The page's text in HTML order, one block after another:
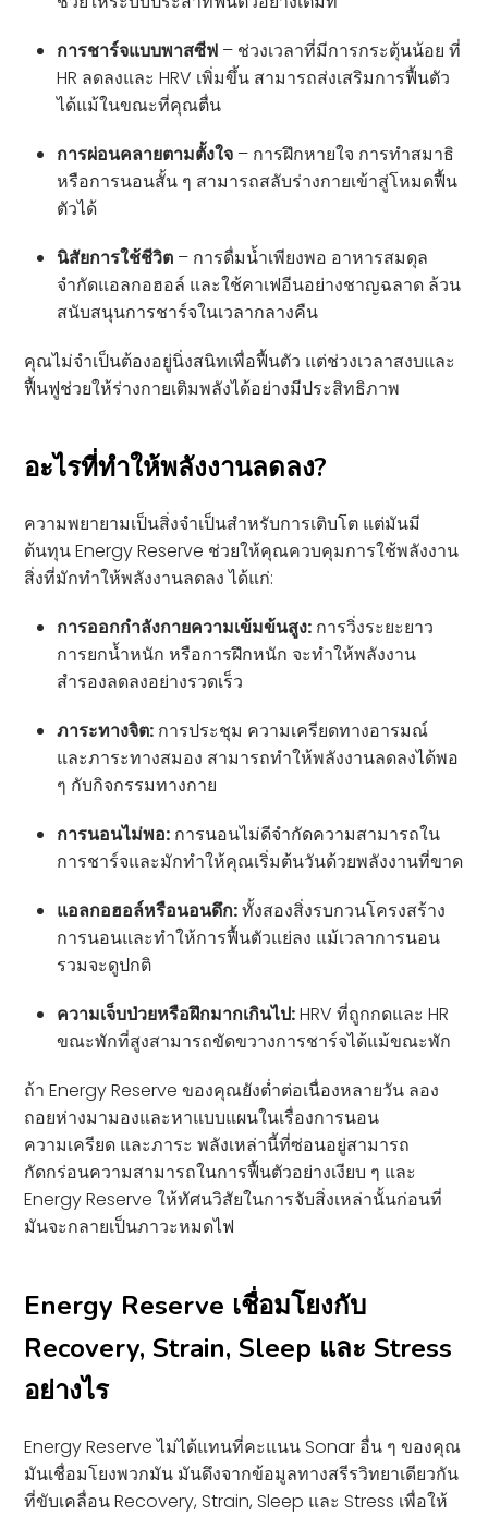
การชาร์จแบบพาสซีฟ – ช่วงเวลาที่มีการกระตุ้นน้อย ที่
HR ลดลงและ HRV เพิ่มขึ้น สามารถส่งเสริมการฟื้นตัว
ได้แม้ในขณะที่คุณตื่น
การผ่อนคลายตามตั้งใจ – การฝึกหายใจ การทำสมาธิ
หรือการนอนสั้น ๆ สามารถสลับร่างกายเข้าสู่โหมดฟื้น
ตัวได้
นิสัยการใช้ชีวิต – การดื่มน้ำเพียงพอ อาหารสมดุล
จำกัดแอลกอฮอล์ และใช้คาเฟอีนอย่างชาญฉลาด ล้วน
สนับสนุนการชาร์จในเวลากลางคืน
คุณไม่จำเป็นต้องอยู่นิ่งสนิทเพื่อฟื้นตัว แต่ช่วงเวลาสงบและ
ฟื้นฟูช่วยให้ร่างกายเติมพลังได้อย่างมีประสิทธิภาพ
อะไรที่ทำให้พลังงานลดลง?
ความพยายามเป็นสิ่งจำเป็นสำหรับการเติบโต แต่มันมี
ต้นทุน Energy Reserve ช่วยให้คุณควบคุมการใช้พลังงาน
สิ่งที่มักทำให้พลังงานลดลง ได้แก่:
การออกกำลังกายความเข้มข้นสูง: การวิ่งระยะยาว
การยกน้ำหนัก หรือการฝึกหนัก จะทำให้พลังงาน
สำรองลดลงอย่างรวดเร็ว
ภาระทางจิต: การประชุม ความเครียดทางอารมณ์
และภาระทางสมอง สามารถทำให้พลังงานลดลงได้พอ
ๆ กับกิจกรรมทางกาย
การนอนไม่พอ: การนอนไม่ดีจำกัดความสามารถใน
การชาร์จและมักทำให้คุณเริ่มต้นวันด้วยพลังงานที่ขาด
แอลกอฮอล์หรือนอนดึก:ทั้งสองสิ่งรบกวนโครงสร้าง
การนอนและทำให้การฟื้นตัวแย่ลง แม้เวลาการนอน
รวมจะดูปกติ
ความเจ็บป่วยหรือฝึกมากเกินไป:HRV ที่ถูกกดและ HR
ขณะพักที่สูงสามารถขัดขวางการชาร์จได้แม้ขณะพัก
ถ้า Energy Reserve ของคุณยังต่ำต่อเนื่องหลายวัน ลอง
ถอยห่างมามองและหาแบบแผนในเรื่องการนอน
ความเครียด และภาระ พลังเหล่านี้ที่ซ่อนอยู่สามารถ
กัดกร่อนความสามารถในการฟื้นตัวอย่างเงียบ ๆ และ
Energy Reserve ให้ทัศนวิสัยในการจับสิ่งเหล่านั้นก่อนที่
มันจะกลายเป็นภาวะหมดไฟ
Energy Reserve เชื่อมโยงกับ
Recovery, Strain, Sleep และ Stress
อย่างไร
Energy Reserve ไม่ได้แทนที่คะแนน Sonar อื่น ๆ ของคุณ
มันเชื่อมโยงพวกมัน มันดึงจากข้อมูลทางสรีรวิทยาเดียวกัน
ที่ขับเคลื่อน Recovery, Strain, Sleep และ Stress เพื่อให้